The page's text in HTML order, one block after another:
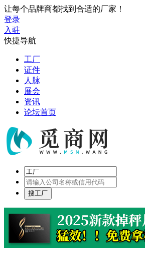
让每个品牌商都找到合适的厂家！
登录
入驻
快捷导航
工厂
证件
人脉
展会
资讯
论坛首页